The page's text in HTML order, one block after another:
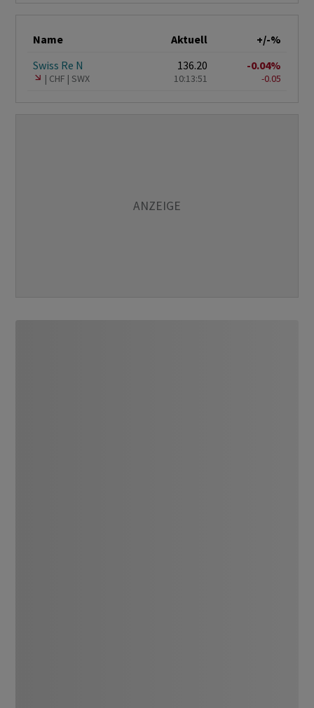
Name Aktuell
+/-%
Swiss Re N
CHF SWX
136.20
10:13:51
-0.04%
-0.05